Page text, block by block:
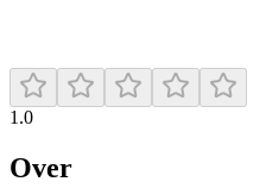
1.0
Over